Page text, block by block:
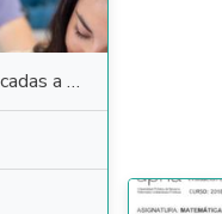
Sociales